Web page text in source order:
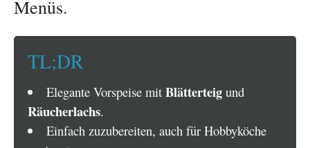
Menüs.
TL;DR
Elegante Vorspeise mit Blätterteigund
Räucherlachs.
Einfach zuzubereiten, auch für Hobbyköche